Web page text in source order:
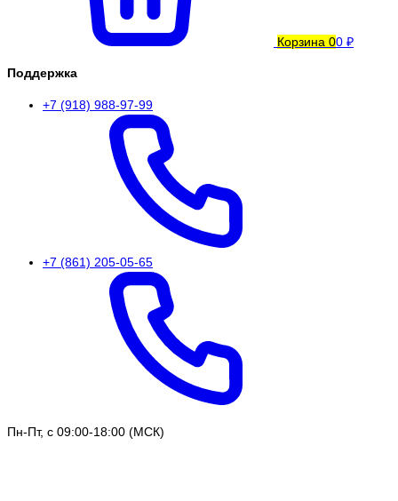
Корзина 00 ₽
Поддержка
+7 (918) 988-97-99
+7 (861) 205-05-65
Пн-Пт, с 09:00-18:00 (МСК)